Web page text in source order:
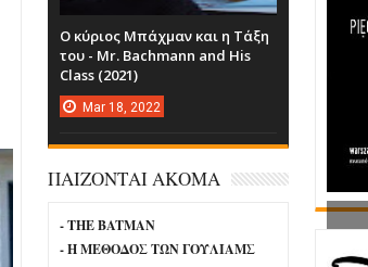
Ο κύριος Μπάχμαν και η Τάξη
του - Mr. Bachmann and His
Class (2021)
Mar 18, 2022
ΠΑΙΖΟΝΤΑΙ ΑΚΟΜΑ
- THE BATMAN
- Η ΜΕΘΟΔΟΣ ΤΩΝ ΓΟΥΛΙΑΜΣ